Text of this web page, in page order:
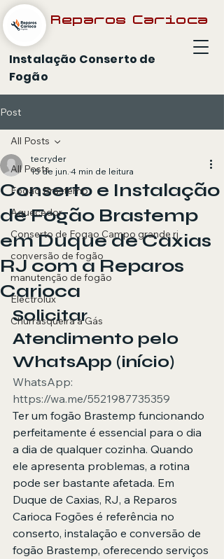
Reparos Carioca
Instalação Conserto de
Fogão
Post
All Posts
Fogão Brastemp
Aquecedor
Conserto de Fogao Campo grande rj
conversão de fogão
manutenção de fogão
Electrolux
Churrasqueira a Gás
All Posts
Conserto e Instalação
de Fogão Brastemp
em Duque de Caxias
RJ com a Reparos
Carioca
tecryder
15 de jun. 4 min de leitura
Solicitar
Atendimento pelo
WhatsApp (início)
WhatsApp:
https://wa.me/5521987735359
Ter um fogão Brastemp funcionando
perfeitamente é essencial para o dia
a dia de qualquer cozinha. Quando
ele apresenta problemas, a rotina
pode ser bastante afetada. Em
Duque de Caxias, RJ, a Reparos
Carioca Fogões é referência no
conserto, instalação e conversão de
fogão Brastemp, oferecendo serviços